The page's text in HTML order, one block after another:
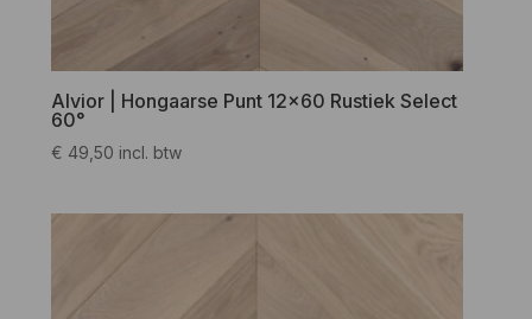
Alvior | Hongaarse Punt 12×60 Rustiek Select
60°
€ 49,50 incl. btw